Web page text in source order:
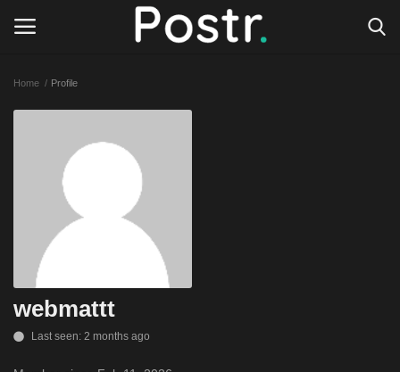
All our platforms
Write for Postr
General
Home Profile
webmattt
Last seen: 2 months ago